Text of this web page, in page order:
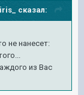
сказал:
не нанесет:
из Вас